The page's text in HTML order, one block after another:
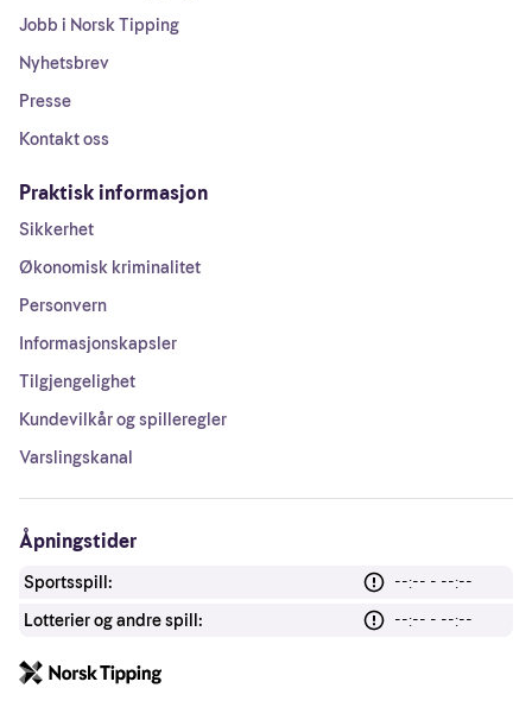
Jobb i Norsk Tipping
Nyhetsbrev
Presse
Kontakt oss
Praktisk informasjon
Sikkerhet
Økonomisk kriminalitet
Personvern
Informasjonskapsler
Tilgjengelighet
Kundevilkår og spilleregler
Varslingskanal
Åpningstider
Sportsspill:
--:-- - --:--
Lotterier og andre spill:
--:-- - --:--